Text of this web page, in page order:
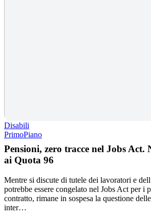
Disabili
PrimoPiano
Pensioni, zero tracce nel Jobs Act.
ai Quota 96
Mentre si discute di tutele dei lavoratori e
potrebbe essere congelato nel Jobs Act per i
contratto, rimane in sospesa la questione
inter…